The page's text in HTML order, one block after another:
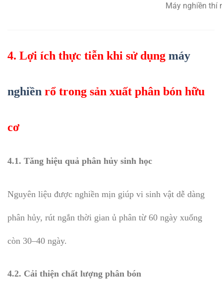
Máy nghiền thí
4. Lợi ích thực tiễn khi sử dụng máy
nghiền rổ trong sản xuất phân bón hữu
cơ
4.1. Tăng hiệu quả phân hủy sinh học
Nguyên liệu được nghiền mịn giúp vi sinh vật dễ dàng
phân hủy, rút ngắn thời gian ủ phân từ 60 ngày xuống
còn 30–40 ngày.
4.2. Cải thiện chất lượng phân bón